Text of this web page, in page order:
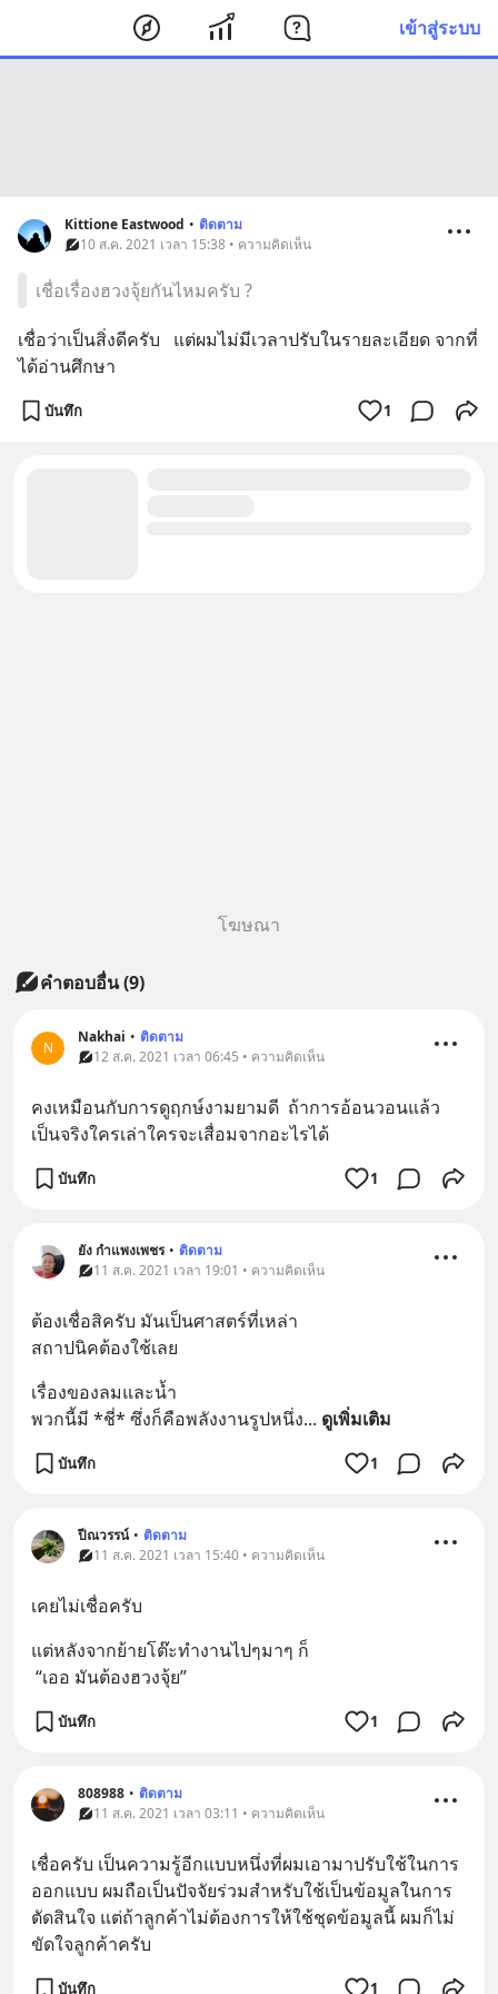
เข้าสู่ระบบ
Kittione Eastwood • ติดตาม
10 ส.ค. 2021 เวลา 15:38 • ความคิดเห็น
เชื่อเรื่องฮวงจุ้ยกันไหมครับ ?
เชื่อว่าเป็นสิ่งดีครับ   แต่ผมไม่มีเวลาปรับในรายละเอียด จากที่
ได้อ่านศึกษา
บันทึก 1
โฆษณา
คำตอบอื่น(9)
N
Nakhai • ติดตาม
12 ส.ค. 2021 เวลา 06:45 • ความคิดเห็น
คงเหมือนกับการดูฤกษ์งามยามดี  ถ้าการอ้อนวอนแล้ว
เป็นจริงใครเล่าใครจะเสื่อมจากอะไรได้
บันทึก 1
ยัง​ กำแพงเพชร • ติดตาม
11 ส.ค. 2021 เวลา 19:01 • ความคิดเห็น
ต้องเชื่อสิครับ มันเป็นศาสตร์ที่เหล่า
สถาปนิคต้องใช้เลย
เรื่องของลมและน้ำ
พวกนี้มี *ชี่* ซึ่งก็คือพลังงานรูปหนึ่ง... ดูเพิ่มเติม
บันทึก 1
ปีณวรรน์ • ติดตาม
11 ส.ค. 2021 เวลา 15:40 • ความคิดเห็น
เคยไม่เชื่อครับ
แต่หลังจากย้ายโต๊ะทำงานไปๆมาๆ ก็
“เออ มันต้องฮวงจุ้ย”
บันทึก 1
808988 • ติดตาม
11 ส.ค. 2021 เวลา 03:11 • ความคิดเห็น
เชื่อครับ เป็นความรู้อีกแบบหนึ่งที่ผมเอามาปรับใช้ในการ
ออกแบบ ผมถือเป็นปัจจัยร่วมสำหรับใช้เป็นข้อมูลในการ
ตัดสินใจ แต่ถ้าลูกค้าไม่ต้องการให้ใช้ชุดข้อมูลนี้ ผมก็ไม่
ขัดใจลูกค้าครับ
บันทึก 1